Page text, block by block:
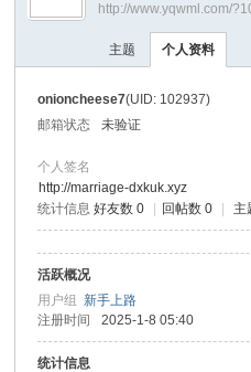
›
http://www.yqwml.com/
主题 个人资料
onioncheese7(UID: 102937)
邮箱状态
未验证
个人签名
http://marriage-dxkuk.xyz
统计信息 好友数 0 回帖数 0 主
活跃概况
用户组新手上路
注册时间
2025-1-8 05:40
统计信息